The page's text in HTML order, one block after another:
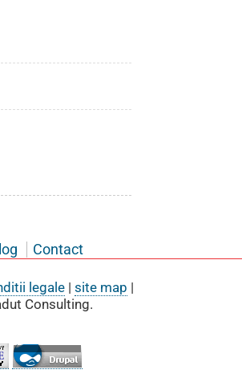
Contact
legale| site map |
Consulting.